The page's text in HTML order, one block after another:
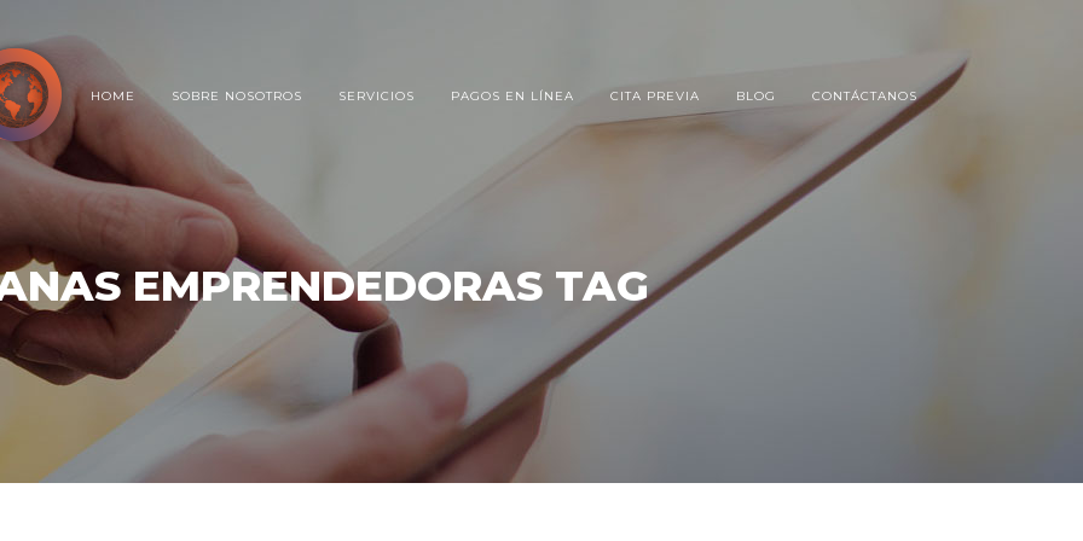
HOME SOBRE NOSOTROS SERVICIOS PAGOS EN LÍNEA CITA PREVIA BLOG CONTÁCTANOS
EMPRENDEDORAS TAG